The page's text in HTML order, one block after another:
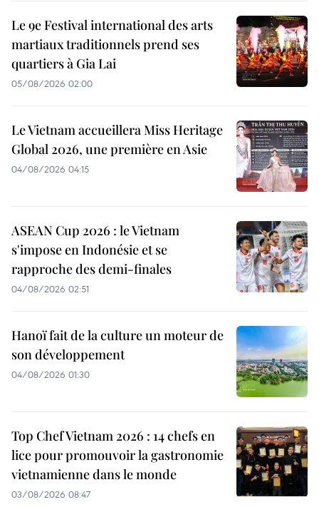
Le 9e Festival international des arts
martiaux traditionnels prend ses
quartiers à Gia Lai
05/08/2026 02:00
Le Vietnam accueillera Miss Heritage
Global 2026, une première en Asie
04/08/2026 04:15
ASEAN Cup 2026 : le Vietnam
s'impose en Indonésie et se
rapproche des demi-finales
04/08/2026 02:51
Hanoï fait de la culture un moteur de
son développement
04/08/2026 01:30
Top Chef Vietnam 2026 : 14 chefs en
lice pour promouvoir la gastronomie
vietnamienne dans le monde
03/08/2026 08:47